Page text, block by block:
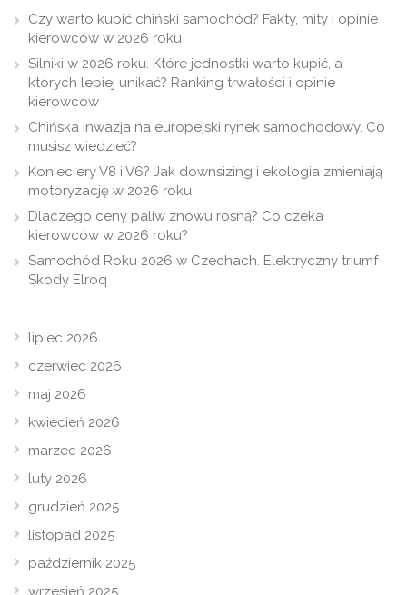
Czy warto kupić chiński samochód? Fakty, mity i opinie
kierowców w 2026 roku
Silniki w 2026 roku. Które jednostki warto kupić, a
których lepiej unikać? Ranking trwałości i opinie
kierowców
Chińska inwazja na europejski rynek samochodowy. Co
musisz wiedzieć?
Koniec ery V8 i V6? Jak downsizing i ekologia zmieniają
motoryzację w 2026 roku
Dlaczego ceny paliw znowu rosną? Co czeka
kierowców w 2026 roku?
Samochód Roku 2026 w Czechach. Elektryczny triumf
Skody Elroq
lipiec 2026
czerwiec 2026
maj 2026
kwiecień 2026
marzec 2026
luty 2026
grudzień 2025
listopad 2025
październik 2025
wrzesień 2025